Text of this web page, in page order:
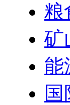
粮
矿
能